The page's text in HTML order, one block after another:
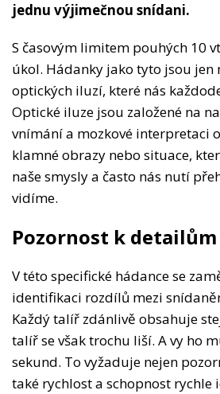
jednu výjimečnou snídani.
S časovým limitem pouhých 10
úkol. Hádanky jako tyto jsou
optických iluzí, které nás
Optické iluze jsou založené na
vnímání a mozkové interpretaci
klamné obrazy nebo situace,
naše smysly a často nás nutí
vidíme.
Pozornost k detailům
V této specifické hádance se
identifikaci rozdílů mezi
Každý talíř zdánlivě obsahuje
talíř se však trochu liší. A vy ho
sekund. To vyžaduje nejen
také rychlost a schopnost rychle